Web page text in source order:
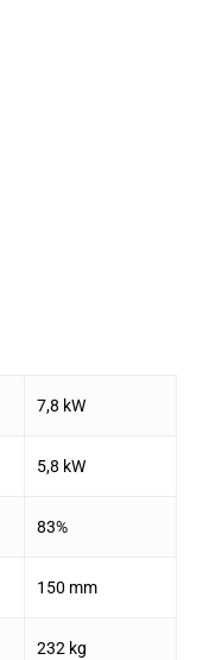
7,8 kW
5,8 kW
83%
150 mm
232 kg